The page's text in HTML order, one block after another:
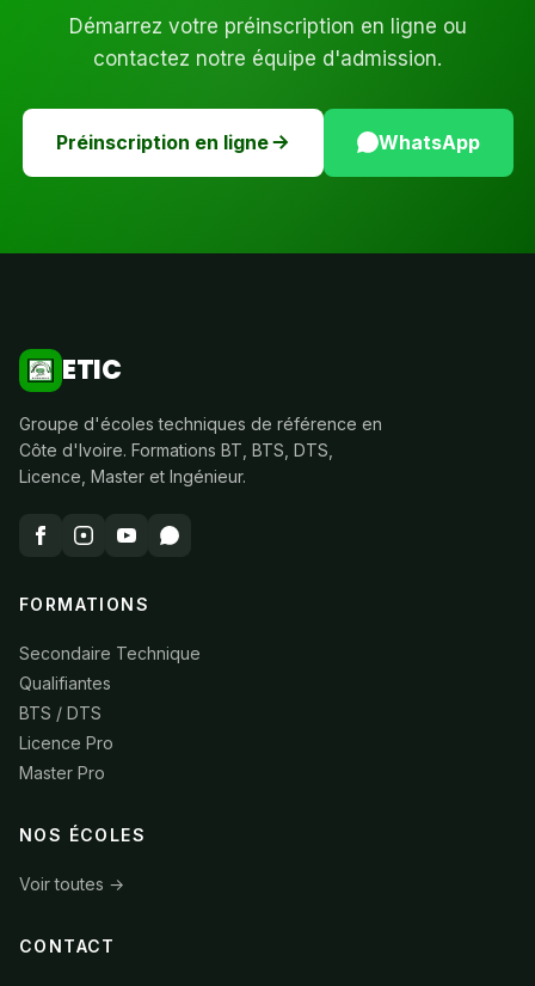
Démarrez votre préinscription en ligne ou
contactez notre équipe d'admission.
Préinscription en ligne WhatsApp
ETIC
Groupe d'écoles techniques de référence en
Côte d'Ivoire. Formations BT, BTS, DTS,
Licence, Master et Ingénieur.
FORMATIONS
Secondaire Technique
Qualifiantes
BTS / DTS
Licence Pro
Master Pro
NOS ÉCOLES
Voir toutes →
CONTACT